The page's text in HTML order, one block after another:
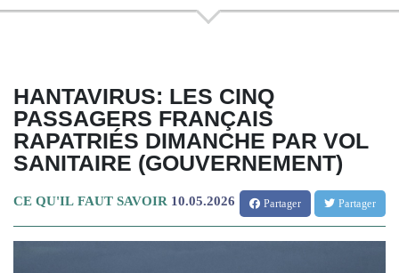
HANTAVIRUS: LES CINQ
PASSAGERS FRANÇAIS
RAPATRIÉS DIMANCHE PAR VOL
SANITAIRE (GOUVERNEMENT)
CE QU'IL FAUT SAVOIR 10.05.2026 Partager Partager